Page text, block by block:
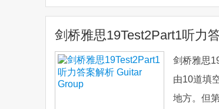
剑桥雅思19Test2Part1听力
剑桥雅思
由10道填
地方。但